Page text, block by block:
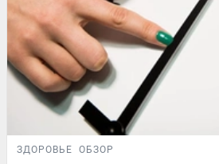
ЗДОРОВЬЕ ОБЗОР